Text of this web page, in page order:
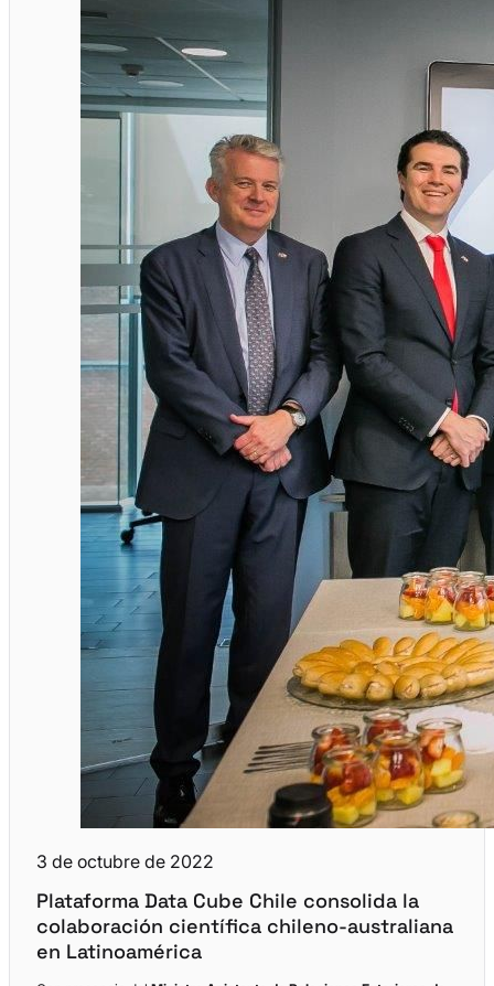
3 de octubre de 2022
Plataforma Data Cube Chile consolida la
colaboración científica chileno-australiana
en Latinoamérica